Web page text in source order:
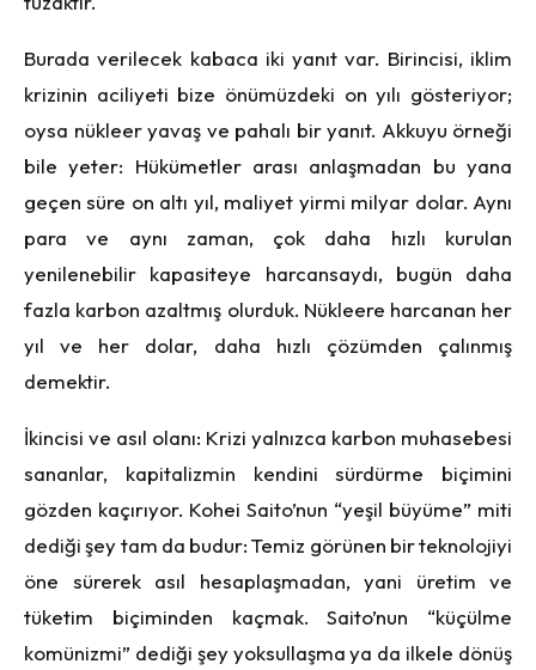
Burada verilecek kabaca iki yanıt var. Birincisi, iklim
krizinin aciliyeti bize önümüzdeki on yılı gösteriyor;
oysa nükleer yavaş ve pahalı bir yanıt. Akkuyu örneği
bile yeter: Hükümetler arası anlaşmadan bu yana
geçen süre on altı yıl, maliyet yirmi milyar dolar. Aynı
para ve aynı zaman, çok daha hızlı kurulan
yenilenebilir kapasiteye harcansaydı, bugün daha
fazla karbon azaltmış olurduk. Nükleere harcanan her
yıl ve her dolar, daha hızlı çözümden çalınmış
demektir.
İkincisi ve asıl olanı: Krizi yalnızca karbon muhasebesi
sananlar, kapitalizmin kendini sürdürme biçimini
gözden kaçırıyor. Kohei Saito’nun “yeşil büyüme” miti
dediği şey tam da budur: Temiz görünen bir teknolojiyi
öne sürerek asıl hesaplaşmadan, yani üretim ve
tüketim biçiminden kaçmak. Saito’nun “küçülme
komünizmi” dediği şey yoksullaşma ya da ilkele dönüş